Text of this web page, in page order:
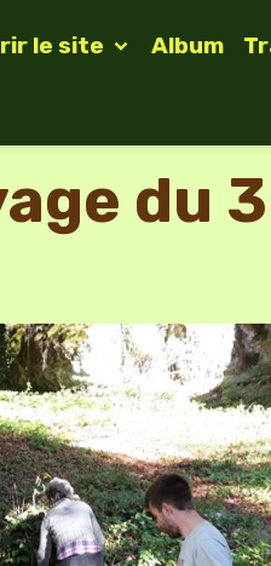
le site Album
du